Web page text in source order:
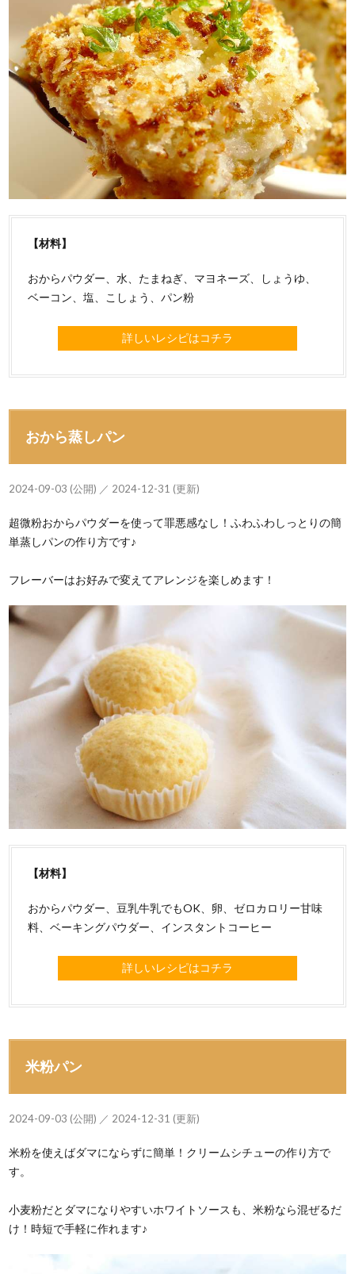
【材料】
おからパウダー、水、たまねぎ、マヨネーズ、しょうゆ、
ベーコン、塩、こしょう、パン粉
詳しいレシピはコチラ
おから蒸しパン
2024-09-03 (公開) ／ 2024-12-31 (更新)
超微粉おからパウダーを使って罪悪感なし！ふわふわしっとりの簡
単蒸しパンの作り方です♪
フレーバーはお好みで変えてアレンジを楽しめます！
【材料】
おからパウダー、豆乳牛乳でもOK、卵、ゼロカロリー甘味
料、ベーキングパウダー、インスタントコーヒー
詳しいレシピはコチラ
米粉パン
2024-09-03 (公開) ／ 2024-12-31 (更新)
米粉を使えばダマにならずに簡単！クリームシチューの作り方で
す。
小麦粉だとダマになりやすいホワイトソースも、米粉なら混ぜるだ
け！時短で手軽に作れます♪